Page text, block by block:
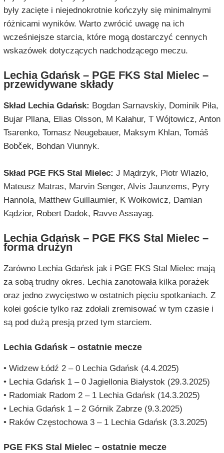
były zacięte i niejednokrotnie kończyły się minimalnymi
różnicami wyników. Warto zwrócić uwagę na ich
wcześniejsze starcia, które mogą dostarczyć cennych
wskazówek dotyczących nadchodzącego meczu.
Lechia Gdańsk – PGE FKS Stal Mielec –
przewidywane składy
Skład Lechia Gdańsk: Bogdan Sarnavskiy, Dominik Piła,
Bujar Pllana, Elias Olsson, M Kałahur, T Wójtowicz, Anton
Tsarenko, Tomasz Neugebauer, Maksym Khlan, Tomáš
Bobček, Bohdan Viunnyk.
Skład PGE FKS Stal Mielec: J Mądrzyk, Piotr Wlazło,
Mateusz Matras, Marvin Senger, Alvis Jaunzems, Pyry
Hannola, Matthew Guillaumier, K Wołkowicz, Damian
Kądzior, Robert Dadok, Ravve Assayag.
Lechia Gdańsk – PGE FKS Stal Mielec –
forma drużyn
Zarówno Lechia Gdańsk jak i PGE FKS Stal Mielec mają
za sobą trudny okres. Lechia zanotowała kilka porażek
oraz jedno zwycięstwo w ostatnich pięciu spotkaniach. Z
kolei goście tylko raz zdołali zremisować w tym czasie i
są pod dużą presją przed tym starciem.
Lechia Gdańsk – ostatnie mecze
• Widzew Łódź 2 – 0 Lechia Gdańsk (4.4.2025)
• Lechia Gdańsk 1 – 0 Jagiellonia Białystok (29.3.2025)
• Radomiak Radom 2 – 1 Lechia Gdańsk (14.3.2025)
• Lechia Gdańsk 1 – 2 Górnik Zabrze (9.3.2025)
• Raków Częstochowa 3 – 1 Lechia Gdańsk (3.3.2025)
PGE FKS Stal Mielec – ostatnie mecze